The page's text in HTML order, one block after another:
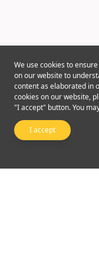
We use cookies to
on our website to
content as elaborated in
cookies on our website,
"I accept" button. You
I accept